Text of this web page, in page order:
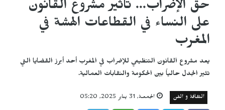
حق الإضراب... تأثير مشروع القانون
على النساء في القطاعات الهشة في
المغرب
يعد مشروع القانون التنظيمي للإضراب في المغرب أحد أبرز القضايا التي
تثير الجدل حالياً بين الحكومة والنقابات العمالية.
الثقافة و الفن الجمعـة, 31 يناير 2025, 05:20